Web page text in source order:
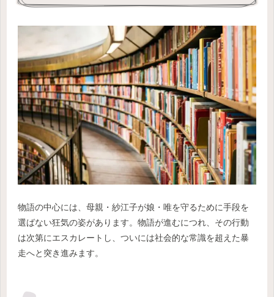
物語の中心には、母親・紗江子が娘・唯を守るために手段を
選ばない狂気の姿があります。物語が進むにつれ、その行動
は次第にエスカレートし、ついには社会的な常識を超えた暴
走へと突き進みます。